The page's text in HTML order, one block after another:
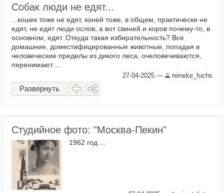
Собак люди не едят...
...кошек тоже не едят, коней тоже, в общем, практически не
едят, не едят люди ослов, а вот свиней и коров почему-то, в
основном, едят. Откуда такая избирательность? Все
домашние, доместифицированные животные, попадая в
человеческие пределы из дикого леса, очеловечиваются,
перенимают ...
27-04-2025 — reineke_fuchs
Развернуть
Студийное фото: "Москва-Пекин"
1962 год ...